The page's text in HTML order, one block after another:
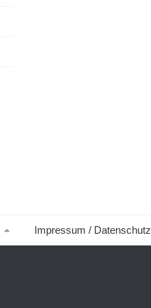
Impressum / Datenschutz